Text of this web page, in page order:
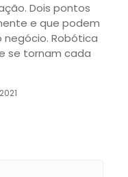
Dois pontos
e que podem
Robótica
se tornam cada